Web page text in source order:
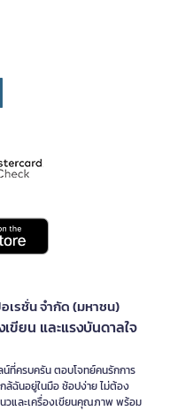
เรชั่น จำกัด (มหาชน)
ขียน และแรงบันดาลใจ
น์ที่ครบครัน ตอบโจทย์คนรักการ
ล้ฉันอยู่ในมือ ช้อปง่าย ไม่ต้อง
วและเครื่องเขียนคุณภาพ พร้อม